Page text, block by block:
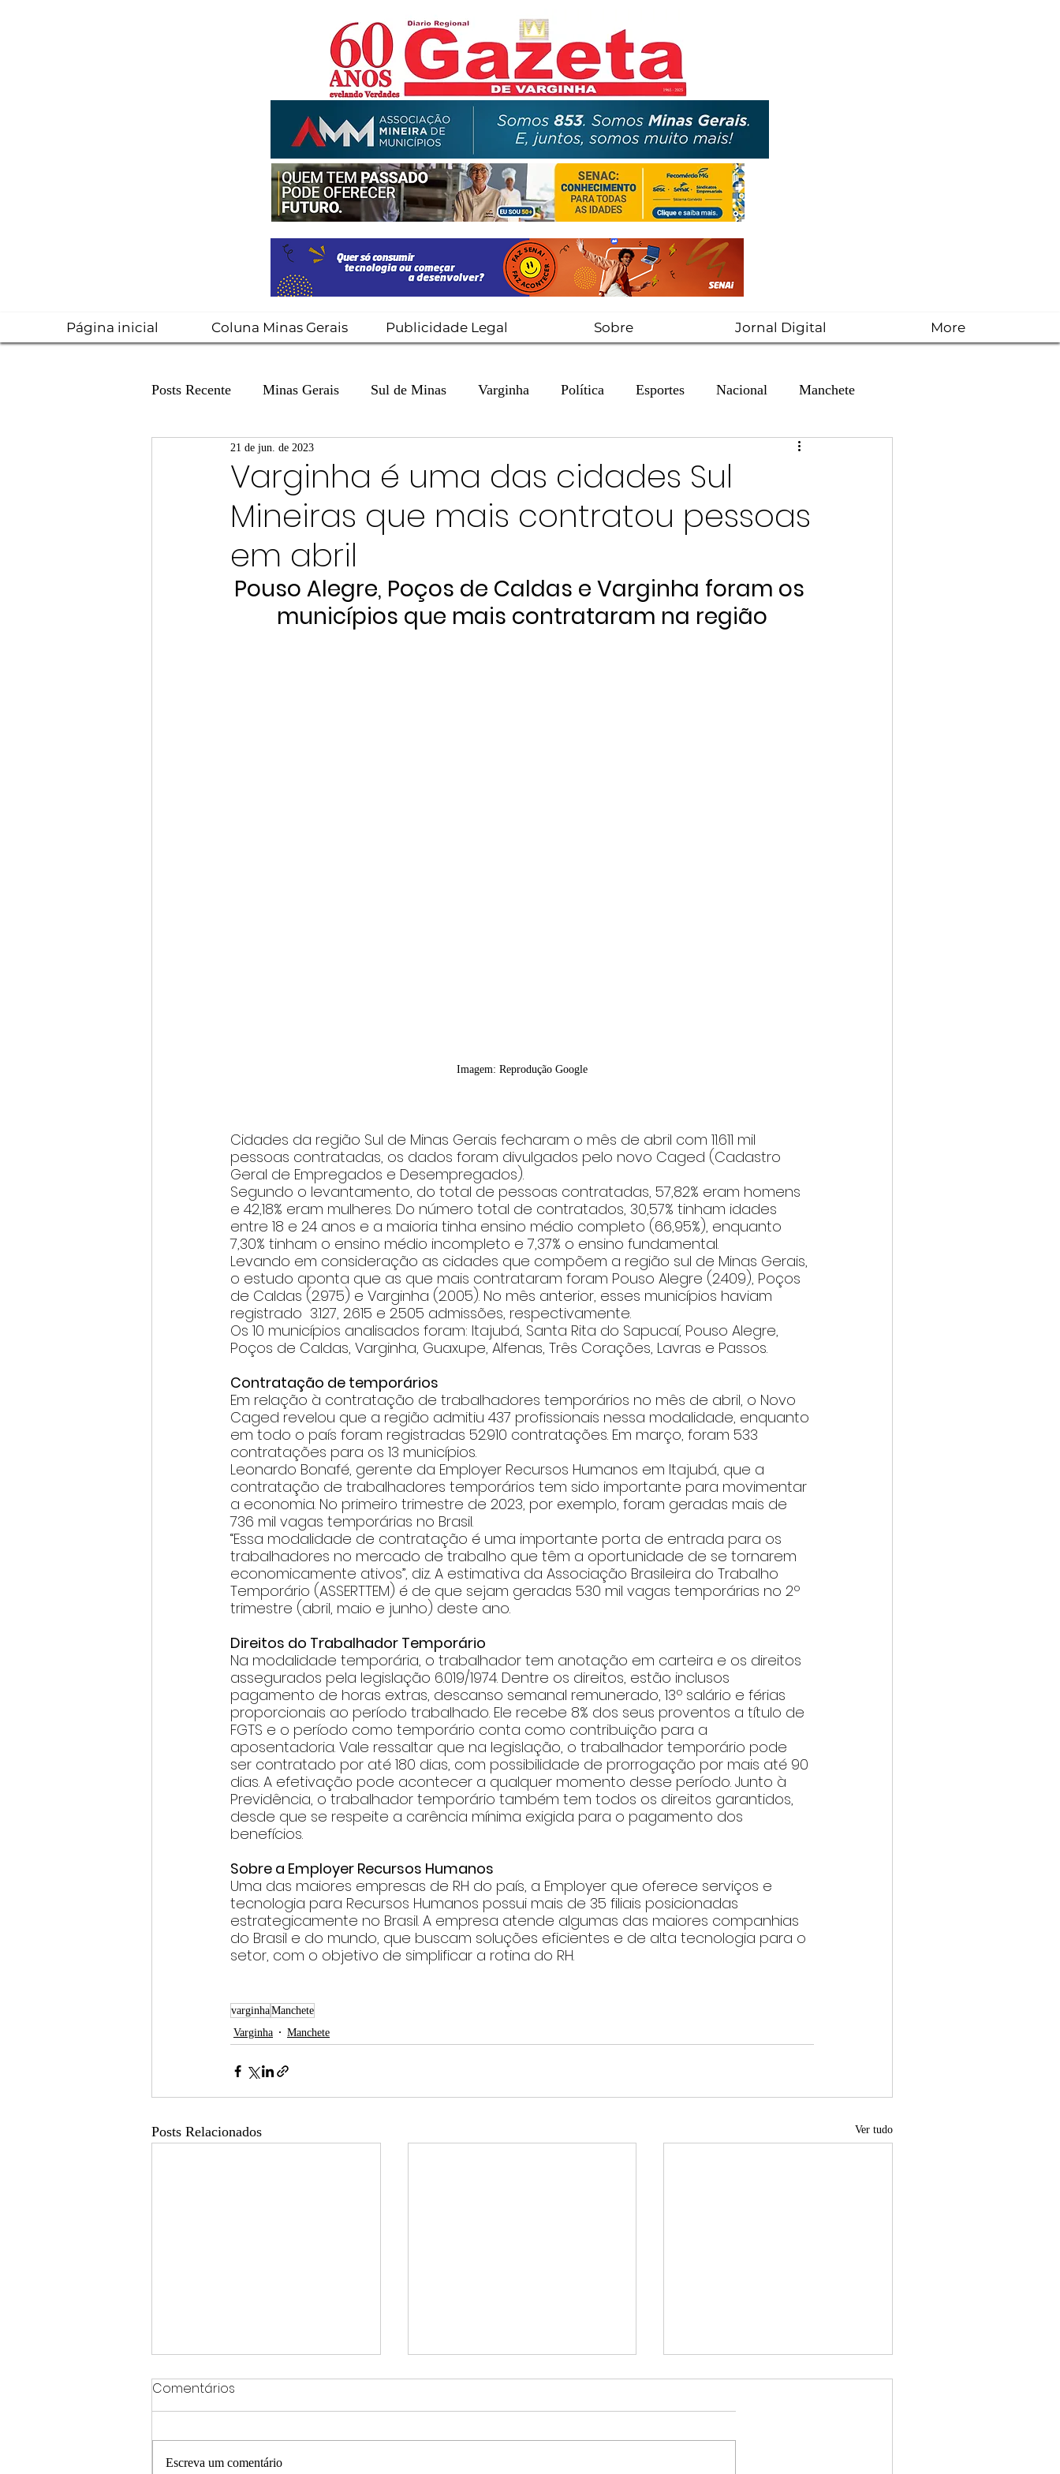
Página inicial Coluna Minas Gerais Publicidade Legal Sobre Jornal Digital More
Posts Recente Minas Gerais Sul de Minas Varginha Política Esportes Nacional Manchete
Coluna Fatos e Versões
Coluna: Agenda 21 Coluna: SindJori Internacional Coluna Jurídica Alerta Digital
Publicidade Legal Post Recentes Coluna Arte e Cultura em Ação POLICIAL
Varginha é uma das cidades Sul
Mineiras que mais contratou pessoas
em abril
21 de jun. de 2023
Pouso Alegre, Poços de Caldas e Varginha foram os
municípios que mais contrataram na região
Imagem: Reprodução Google
Cidades da região Sul de Minas Gerais fecharam o mês de abril com 11.611 mil
pessoas contratadas, os dados foram divulgados pelo novo Caged (Cadastro
Geral de Empregados e Desempregados).
Segundo o levantamento, do total de pessoas contratadas, 57,82% eram homens
e 42,18% eram mulheres. Do número total de contratados, 30,57% tinham idades
entre 18 e 24 anos e a maioria tinha ensino médio completo (66,95%), enquanto
7,30% tinham o ensino médio incompleto e 7,37% o ensino fundamental.
Levando em consideração as cidades que compõem a região sul de Minas Gerais,
o estudo aponta que as que mais contrataram foram Pouso Alegre (2.409), Poços
de Caldas (2.975) e Varginha (2.005). No mês anterior, esses municípios haviam
registrado  3.127, 2.615 e 2.505 admissões, respectivamente.
Os 10 municípios analisados foram: Itajubá, Santa Rita do Sapucaí, Pouso Alegre,
Poços de Caldas, Varginha, Guaxupe, Alfenas, Três Corações, Lavras e Passos.
Contratação de temporários
Em relação à contratação de trabalhadores temporários no mês de abril, o Novo
Caged revelou que a região admitiu 437 profissionais nessa modalidade, enquanto
em todo o país foram registradas 52.910 contratações. Em março, foram 533
contratações para os 13 municípios.
Leonardo Bonafé, gerente da Employer Recursos Humanos em Itajubá, que a
contratação de trabalhadores temporários tem sido importante para movimentar
a economia. No primeiro trimestre de 2023, por exemplo, foram geradas mais de
736 mil vagas temporárias no Brasil.
“Essa modalidade de contratação é uma importante porta de entrada para os
trabalhadores no mercado de trabalho que têm a oportunidade de se tornarem
economicamente ativos”, diz. A estimativa da Associação Brasileira do Trabalho
Temporário (ASSERTTEM) é de que sejam geradas 530 mil vagas temporárias no 2º
trimestre (abril, maio e junho) deste ano.
Direitos do Trabalhador Temporário
Na modalidade temporária, o trabalhador tem anotação em carteira e os direitos
assegurados pela legislação 6.019/1974. Dentre os direitos, estão inclusos
pagamento de horas extras, descanso semanal remunerado, 13º salário e férias
proporcionais ao período trabalhado. Ele recebe 8% dos seus proventos a título de
FGTS e o período como temporário conta como contribuição para a
aposentadoria. Vale ressaltar que na legislação, o trabalhador temporário pode
ser contratado por até 180 dias, com possibilidade de prorrogação por mais até 90
dias. A efetivação pode acontecer a qualquer momento desse período. Junto à
Previdência, o trabalhador temporário também tem todos os direitos garantidos,
desde que se respeite a carência mínima exigida para o pagamento dos
benefícios.
Sobre a Employer Recursos Humanos
Uma das maiores empresas de RH do país, a Employer que oferece serviços e
tecnologia para Recursos Humanos possui mais de 35 filiais posicionadas
estrategicamente no Brasil. A empresa atende algumas das maiores companhias
do Brasil e do mundo, que buscam soluções eficientes e de alta tecnologia para o
setor, com o objetivo de simplificar a rotina do RH.
varginhaManchete
Varginha
Manchete
Posts Relacionados Ver tudo
Comentários
Escreva um comentário